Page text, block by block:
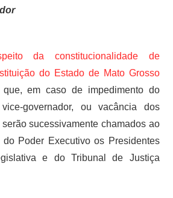
da constitucionalidade de
do Estado de Mato Grosso
em caso de impedimento do
governador, ou vacância dos
sucessivamente chamados ao
Poder Executivo os Presidentes
e do Tribunal de Justiça